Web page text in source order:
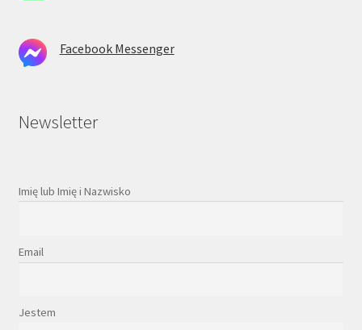
Facebook Messenger
Newsletter
Imię lub Imię i Nazwisko
Email
Jestem